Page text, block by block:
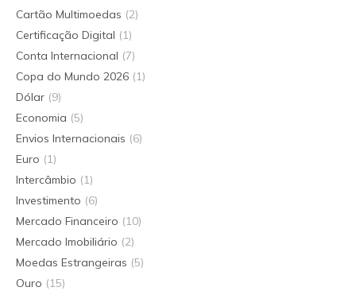
Cartão Multimoedas (2)
Certificação Digital (1)
Conta Internacional (7)
Copa do Mundo 2026 (1)
Dólar (9)
Economia (5)
Envios Internacionais (6)
Euro (1)
Intercâmbio (1)
Investimento (6)
Mercado Financeiro (10)
Mercado Imobiliário (2)
Moedas Estrangeiras (5)
Ouro (15)